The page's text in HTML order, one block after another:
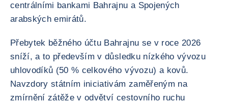
centrálními bankami Bahrajnu a Spojených
arabských emirátů.
Přebytek běžného účtu Bahrajnu se v roce 2026
sníží, a to především v důsledku nízkého vývozu
uhlovodíků (50 % celkového vývozu) a kovů.
Navzdory státním iniciativám zaměřeným na
zmírnění zátěže v odvětví cestovního ruchu